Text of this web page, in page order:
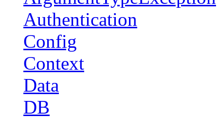
Authentication
Config
Context
Data
DB